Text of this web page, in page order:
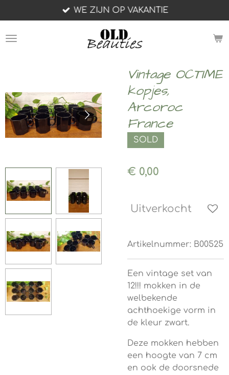
direct
naar
WE ZIJN OP VAKANTIE
Vintage OCTIME
kopjes,
Arcoroc
France
SOLD
€ 0,00
Uitverkocht
Artikelnummer: B00525
Een vintage set van
12!!! mokken in de
welbekende
achthoekige vorm in
de kleur zwart.
Deze mokken hebben
een hoogte van 7 cm
en ook de doorsnede